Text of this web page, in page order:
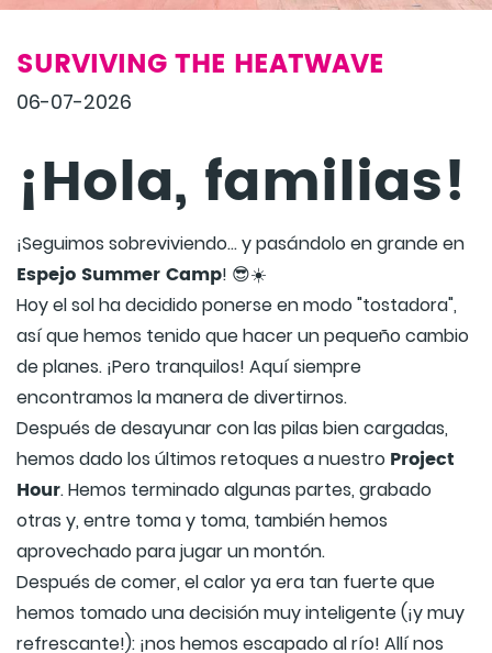
SURVIVING THE HEATWAVE
06-07-2026
¡Hola, familias!
¡Seguimos sobreviviendo... y pasándolo en grande en
Espejo Summer Camp! 😎☀️
Hoy el sol ha decidido ponerse en modo "tostadora",
así que hemos tenido que hacer un pequeño cambio
de planes. ¡Pero tranquilos! Aquí siempre
encontramos la manera de divertirnos.
Después de desayunar con las pilas bien cargadas,
hemos dado los últimos retoques a nuestro Project
Hour. Hemos terminado algunas partes, grabado
otras y, entre toma y toma, también hemos
aprovechado para jugar un montón.
Después de comer, el calor ya era tan fuerte que
hemos tomado una decisión muy inteligente (¡y muy
refrescante!): ¡nos hemos escapado al río! Allí nos